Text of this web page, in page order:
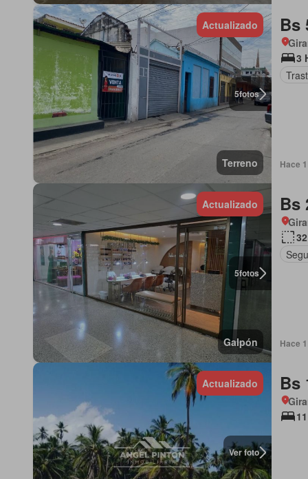
5fotos
Actualizado
Terreno
Bs
3
Hace
5fotos
Actualizado
Galpón
Bs
Hace
Ver foto
Actualizado Bs